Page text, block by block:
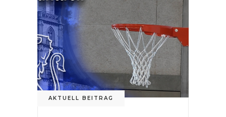
AKTUELL BEITRAG